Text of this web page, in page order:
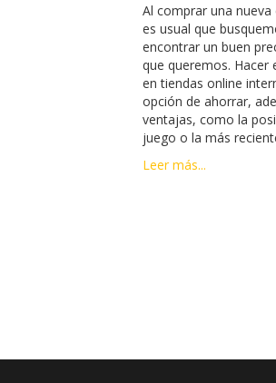
Al comprar una
es usual que
encontrar un buen
que queremos. Hacer
en tiendas online
opción de ahorrar,
ventajas, como la
juego o la más
Leer más...